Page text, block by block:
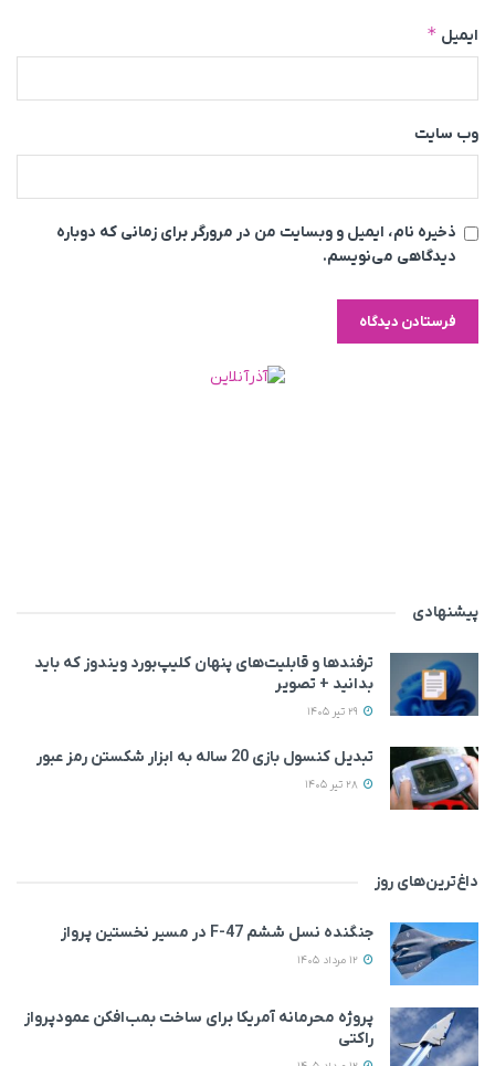
ایمیل *
وب‌ سایت
ذخیره نام، ایمیل و وبسایت من در مرورگر برای زمانی که دوباره
دیدگاهی می‌نویسم.
پیشنهادی
ترفندها و قابلیت‌های پنهان کلیپ‌بورد ویندوز که باید
بدانید + تصویر
تبدیل کنسول بازی 20 ساله به ابزار شکستن رمز عبور
داغ‌ترین‌های روز
جنگنده نسل ششم F-47 در مسیر نخستین پرواز
پروژه محرمانه آمریکا برای ساخت بمب‌افکن عمودپرواز
راکتی